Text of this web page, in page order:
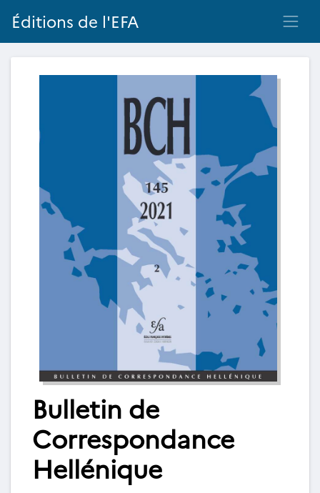
Éditions de l'EFA
Bulletin de
Correspondance
Hellénique